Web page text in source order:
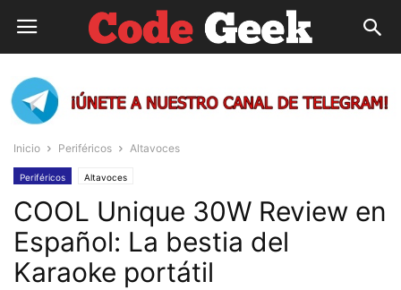
Inicio Periféricos Altavoces
Periféricos Altavoces
COOL Unique 30W Review en
Español: La bestia del
Karaoke portátil